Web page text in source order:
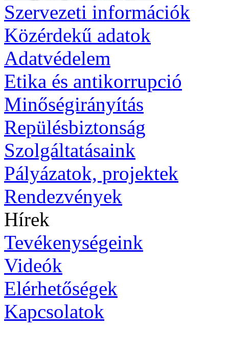
Szervezeti információk
Közérdekű adatok
Adatvédelem
Etika és antikorrupció
Minőségirányítás
Repülésbiztonság
Szolgáltatásaink
Pályázatok, projektek
Rendezvények
Hírek
Tevékenységeink
Videók
Elérhetőségek
Kapcsolatok